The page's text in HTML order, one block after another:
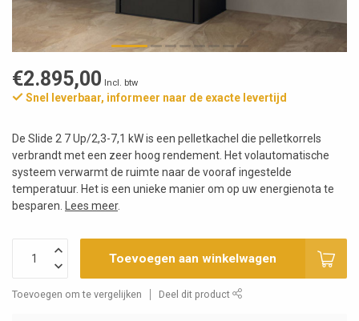
€2.895,00 Incl. btw
Snel leverbaar, informeer naar de exacte levertijd
De Slide 2 7 Up/2,3-7,1 kW is een pelletkachel die pelletkorrels
verbrandt met een zeer hoog rendement. Het volautomatische
systeem verwarmt de ruimte naar de vooraf ingestelde
temperatuur. Het is een unieke manier om op uw energienota te
besparen.
Lees meer.
Toevoegen aan winkelwagen
Toevoegen om te vergelijken Deel dit product